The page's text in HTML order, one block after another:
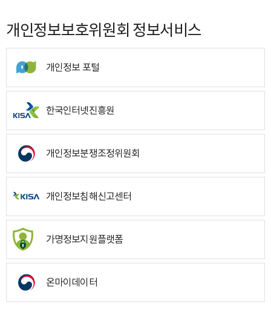
개인정보보호위원회 정보서비스
개인정보 포털
한국인터넷진흥원
개인정보분쟁조정위원회
개인정보침해신고센터
가명정보지원플랫폼
온마이데이터